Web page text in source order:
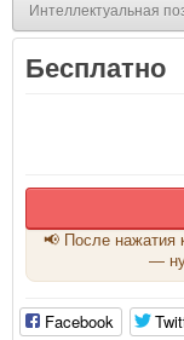
Интеллектуальная
Бесплатно
📢 После нажатия
—
Facebook